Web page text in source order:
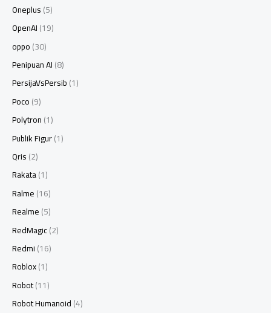
Oneplus(5)
OpenAI(19)
oppo(30)
Penipuan AI(8)
PersijaVsPersib(1)
Poco(9)
Polytron(1)
Publik Figur(1)
Qris(2)
Rakata(1)
Ralme(16)
Realme(5)
RedMagic(2)
Redmi(16)
Roblox(1)
Robot(11)
Robot Humanoid(4)